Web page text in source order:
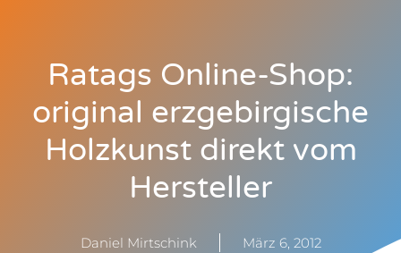
Ratags Online-Shop:
original erzgebirgische
Holzkunst direkt vom
Hersteller
Daniel Mirtschink März 6, 2012